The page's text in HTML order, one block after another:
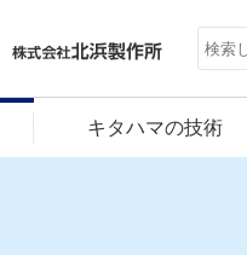
キタハマの技術